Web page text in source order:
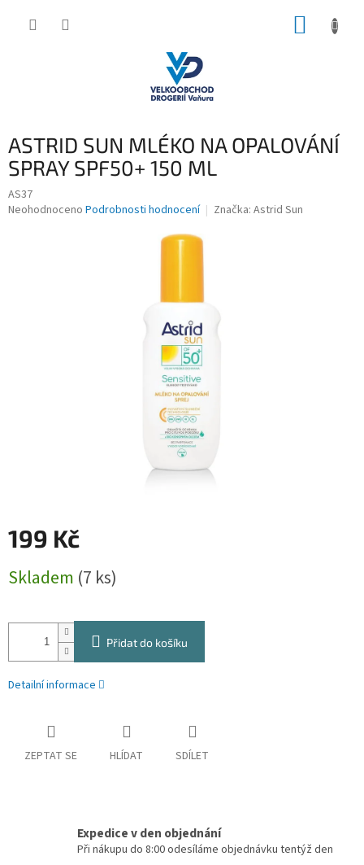
ASTRID SUN MLÉKO NA OPALOVÁNÍ
SPRAY SPF50+ 150 ML
AS37
Průměrné
Neohodnoceno Podrobnosti hodnocení Značka: Astrid Sun
199 Kč
cena:
Skladem (7 ks)
Přidat do košíku
Detailní informace
ZEPTAT SE HLÍDAT SDÍLET
Expedice v den objednání
Při nákupu do 8:00 odesíláme objednávku tentýž den